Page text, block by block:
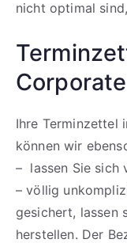
nicht optimal
Ihre Terminzettel
können wir
– lassen Sie sich
– völlig
gesichert, lassen
herstellen. Der